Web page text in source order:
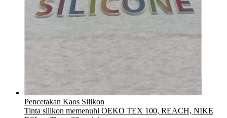
Pencetakan Kaos Silikon
Tinta silikon memenuhi OEKO TEX 100, REACH, NIKE